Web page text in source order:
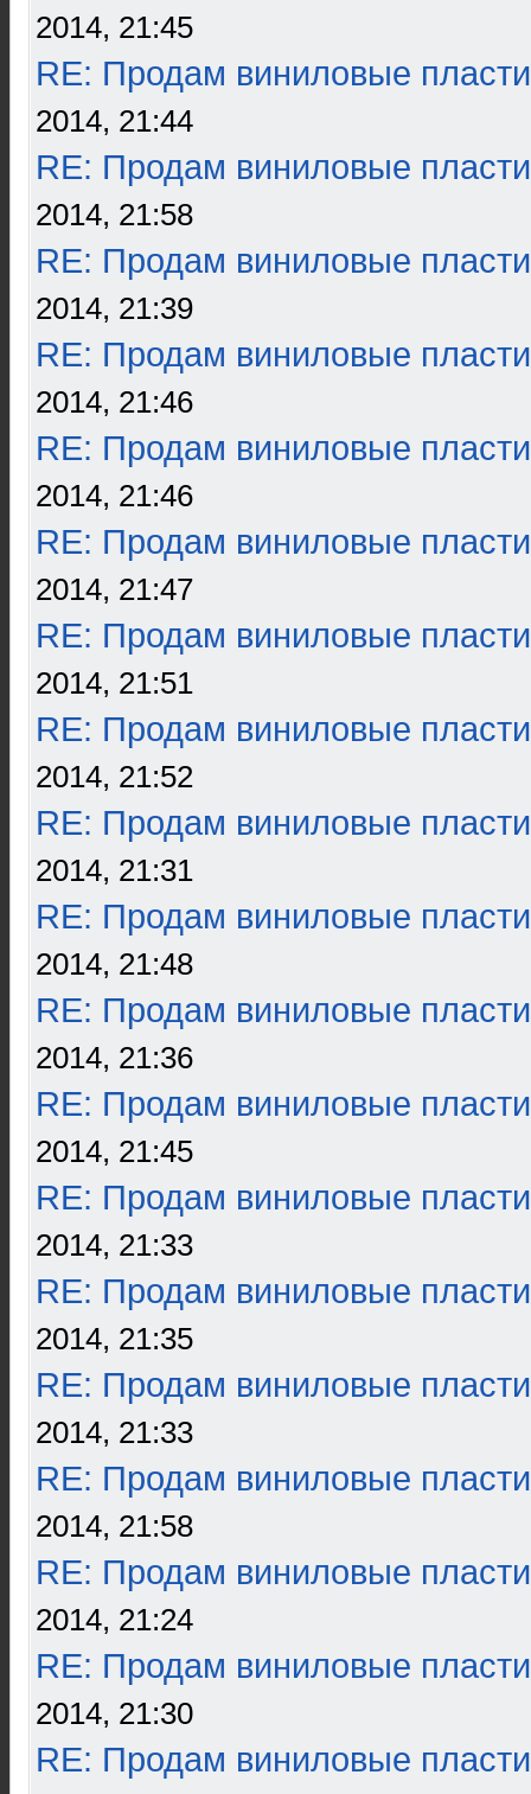
2014, 21:45
RE: Продам виниловые
2014, 21:44
RE: Продам виниловые
2014, 21:58
RE: Продам виниловые
2014, 21:39
RE: Продам виниловые
2014, 21:46
RE: Продам виниловые
2014, 21:46
RE: Продам виниловые
2014, 21:47
RE: Продам виниловые
2014, 21:51
RE: Продам виниловые
2014, 21:52
RE: Продам виниловые
2014, 21:31
RE: Продам виниловые
2014, 21:48
RE: Продам виниловые
2014, 21:36
RE: Продам виниловые
2014, 21:45
RE: Продам виниловые
2014, 21:33
RE: Продам виниловые
2014, 21:35
RE: Продам виниловые
2014, 21:33
RE: Продам виниловые
2014, 21:58
RE: Продам виниловые
2014, 21:24
RE: Продам виниловые
2014, 21:30
RE: Продам виниловые